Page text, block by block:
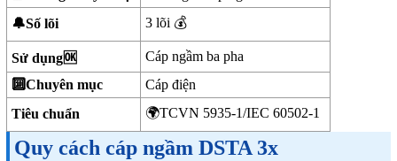
🔔Số lõi
3 lõi 💰
Sử dụng🆗
Cáp ngầm ba pha
🔟Chuyên mục
Cáp điện
Tiêu chuẩn
🌍TCVN 5935-1/IEC 60502-1
Quy cách cáp ngầm DSTA 3x